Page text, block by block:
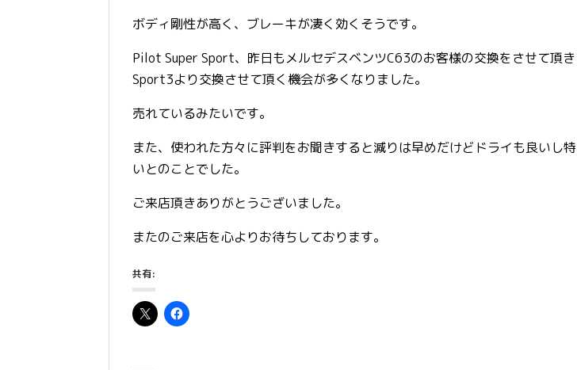
ボディ剛性が高く、ブレーキが凄く効くそうです。
Pilot Super Sport、昨日もメルセデスベンツC63のお客様の交換をさせて頂
Sport3より交換させて頂く機会が多くなりました。
売れているみたいです。
また、使われた方々に評判をお聞きすると減りは早めだけどドライも良いし
いとのことでした。
ご来店頂きありがとうございました。
またのご来店を心よりお待ちしております。
共有: